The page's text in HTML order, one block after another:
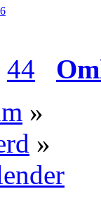
44
»
»